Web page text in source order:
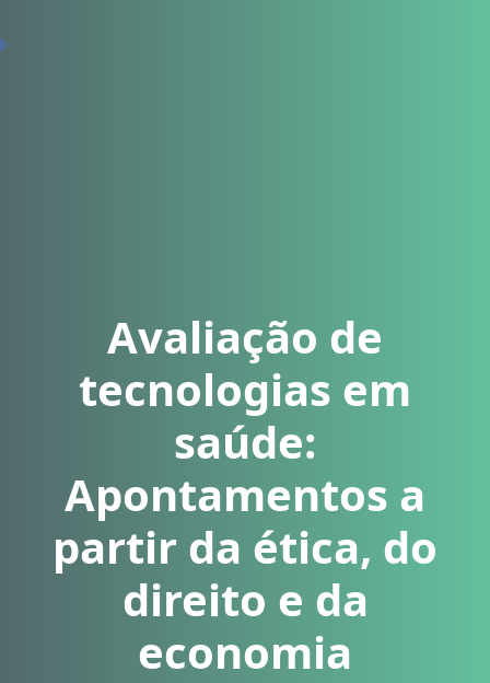
Avaliação de
tecnologias em
saúde:
Apontamentos a
partir da ética, do
direito e da
economia